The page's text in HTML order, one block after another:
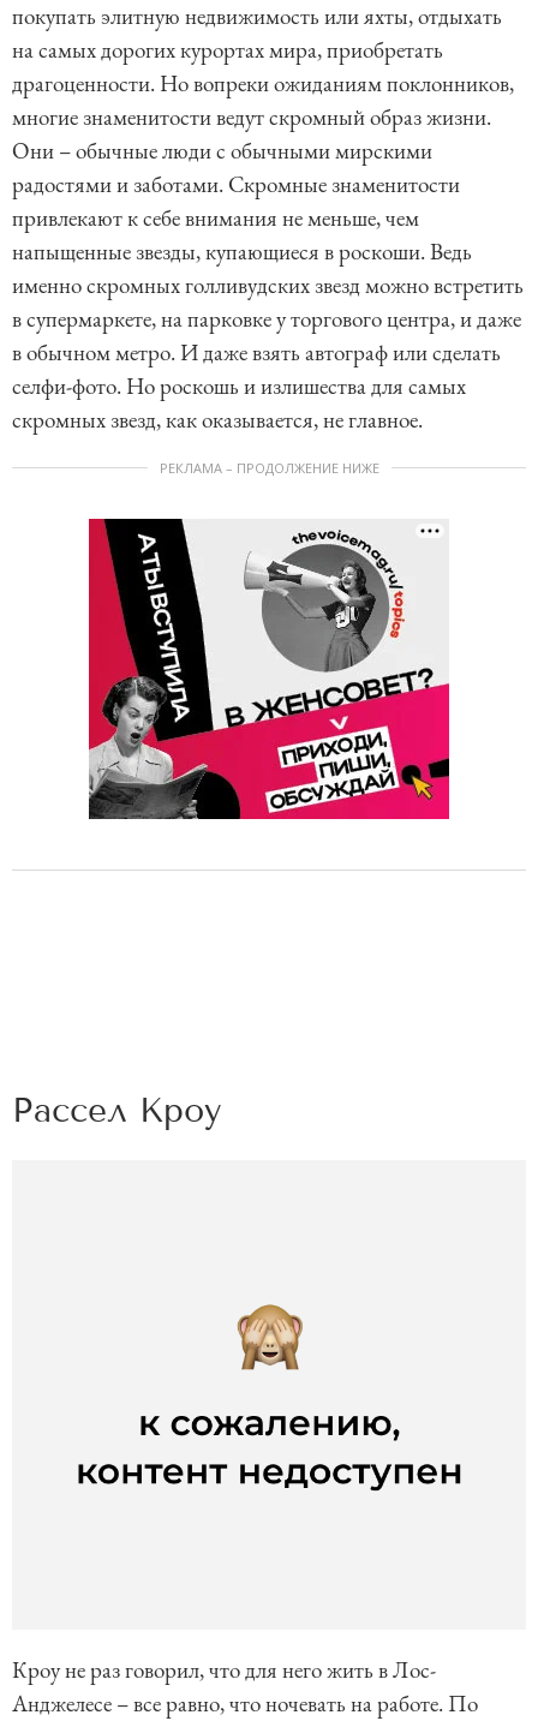
покупать элитную недвижимость или яхты, отдыхать
на самых дорогих курортах мира, приобретать
драгоценности. Но вопреки ожиданиям поклонников,
многие знаменитости ведут скромный образ жизни.
Они – обычные люди с обычными мирскими
радостями и заботами. Скромные знаменитости
привлекают к себе внимания не меньше, чем
напыщенные звезды, купающиеся в роскоши. Ведь
именно скромных голливудских звезд можно встретить
в супермаркете, на парковке у торгового центра, и даже
в обычном метро. И даже взять автограф или сделать
селфи-фото. Но роскошь и излишества для самых
скромных звезд, как оказывается, не главное.
РЕКЛАМА – ПРОДОЛЖЕНИЕ НИЖЕ
Рассел Кроу
Кроу не раз говорил, что для него жить в Лос-
Анджелесе – все равно, что ночевать на работе. По